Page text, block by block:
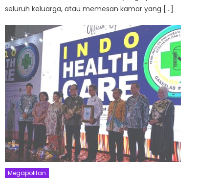
seluruh keluarga, atau memesan kamar yang […]
Megapolitan